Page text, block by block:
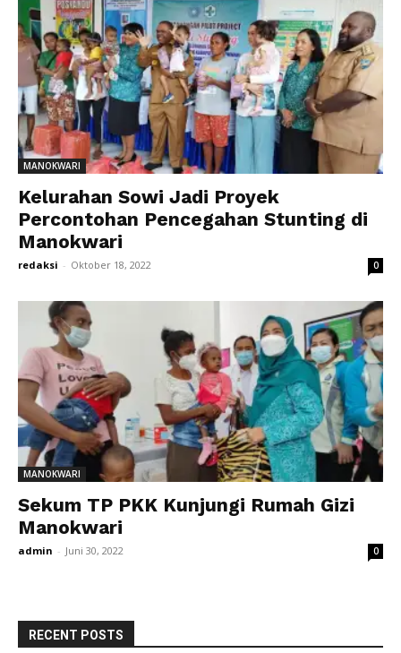
MANOKWARI
Kelurahan Sowi Jadi Proyek
Percontohan Pencegahan Stunting di
Manokwari
redaksi - Oktober 18, 2022 0
MANOKWARI
Sekum TP PKK Kunjungi Rumah Gizi
Manokwari
admin - Juni 30, 2022 0
RECENT POSTS